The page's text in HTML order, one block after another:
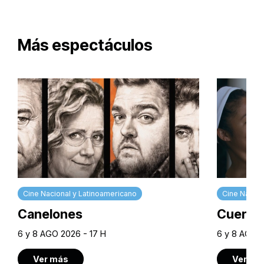
Más espectáculos
Cine Nacional y Latinoamericano
Canelones
6 y 8 AGO 2026 - 17 H
Ver más
Cine
6 y 8 AGO
Ver